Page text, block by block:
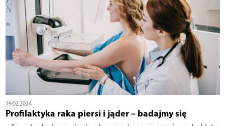
19.02.2024
Profilaktyka raka piersi i jąder – badajmy się